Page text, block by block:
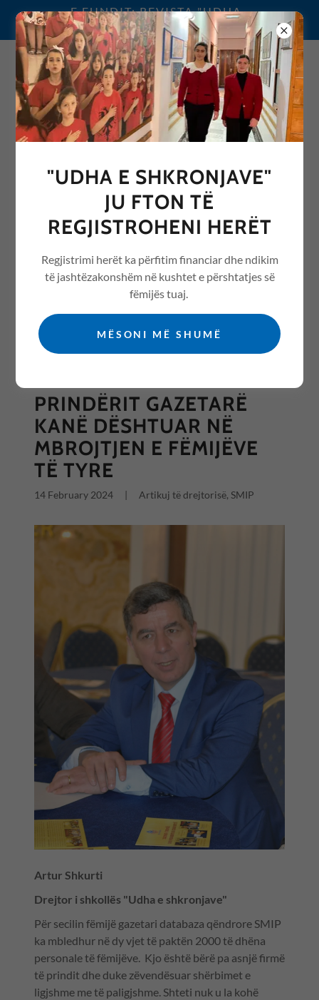
E FUNDIT: REVISTA "UDHA
E SHKRONJAVE" 2026
0692076068
REVISTA "UDHA E
SHKRONJAVE" ME ARTIKUJ
NGA ARSIMI /EDUCATION
All Posts
PRINDËRIT GAZETARË
KANË DËSHTUAR NË
MBROJTJEN E FËMIJËVE
TË TYRE
14 February 2024 Artikuj të drejtorisë, SMIP
Artur Shkurti
Drejtor i shkollës "Udha e shkronjave"
Për secilin fëmijë gazetari databaza qëndrore SMIP
ka mbledhur në dy vjet të paktën 2000 të dhëna
personale të fëmijëve. Kjo është bërë pa asnjë firmë
të prindit dhe duke zëvendësuar shërbimet e
ligjshme me të paligjshme. Shteti nuk u la kohë
"UDHA E SHKRONJAVE"
JU FTON TË
REGJISTROHENI HERËT
Regjistrimi herët ka përfitim financiar dhe ndikim
të jashtëzakonshëm në kushtet e përshtatjes së
fëmijës tuaj.
MËSONI MË SHUMË